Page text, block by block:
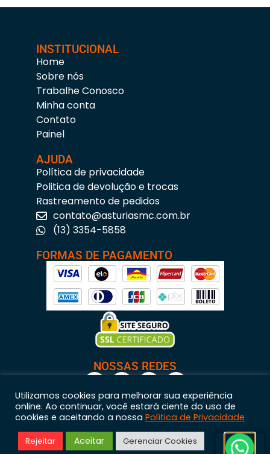
INSTITUCIONAL
Home
Sobre nós
Trabalhe Conosco
Minha conta
Contato
Painel
AJUDA
Política de privacidade
Politica de devolução e trocas
Rastreamento de pedidos
contato@asturiasmc.com.br
(13) 3354-5858
FORMAS DE PAGAMENTO
NOSSAS REDES
Astúrias Materiais para Construção © 2023 – Todos os direitos reservados. | CNPJ:
Utilizamos cookies para melhorar sua experiência
online. Ao continuar, você estará ciente do uso de
cookies e aceitando a nossa Política de Privacidade
Rejeitar Aceitar Gerenciar Cookies